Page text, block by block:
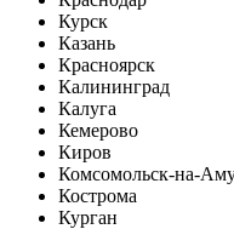
Курск
Казань
Красноярск
Калининград
Калуга
Кемерово
Киров
Комсомольск-на-
Кострома
Курган